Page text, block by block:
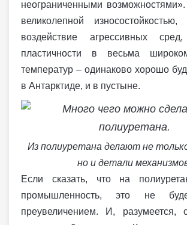
неограниченными
великолепной износостойкостью,
воздействие агрессивных
пластичности в весьма
температур – одинаково хорошо
в Антарктиде, и в пустыне.
Из полиуретана делают не
но и детали
Если сказать, что на
промышленность, это не
преувеличением. И, разумеется,